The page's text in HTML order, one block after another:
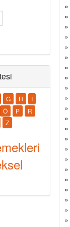
G H
I
Ö P
R
Z
»
»
»
»
»
»
»
»
»
»
»
»
»
»
»
»
»
»
»
»
»
»